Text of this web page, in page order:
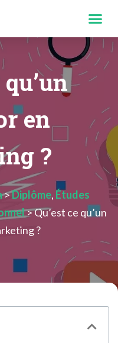
qu’un
en
?
>Diplôme, Études
>Qu’est ce qu’un
?